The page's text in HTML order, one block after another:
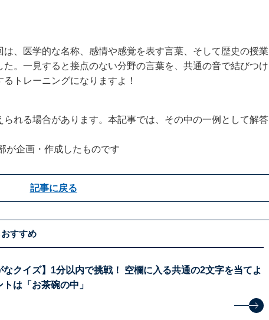
、医学的な名称、感情や感覚を表す言葉、そして歴史の授業
。一見すると接点のない分野の言葉を、共通の音で結びつけ
トレーニングになりますよ！
れる場合があります。本記事では、その中の一例として解答
が企画・作成したものです
記事に戻る
すすめ
なクイズ】1分以内で挑戦！ 空欄に入る共通の2文字を当てよ
トは「お茶碗の中」